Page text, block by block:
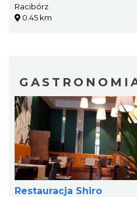
Racibórz
0.45 km
Restauracja Shiro